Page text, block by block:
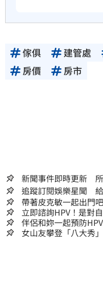
傢俱 建管處
房價
房市
新聞事件即時更新 所
追蹤訂閱娛樂星聞
帶著皮克敏一起出門吧
立即諮詢HPV！是對
嫌晚！
伴侶和妳一起預防
女山友攀登「八大秀